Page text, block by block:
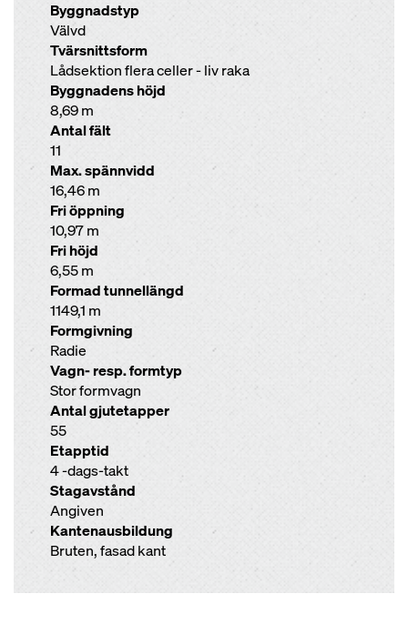
Byggnadstyp
Välvd
Tvärsnittsform
Lådsektion flera celler - liv raka
Byggnadens höjd
8,69 m
Antal fält
11
Max. spännvidd
16,46 m
Fri öppning
10,97 m
Fri höjd
6,55 m
Formad tunnellängd
1149,1 m
Formgivning
Radie
Vagn- resp. formtyp
Stor formvagn
Antal gjutetapper
55
Etapptid
4 -dags-takt
Stagavstånd
Angiven
Kantenausbildung
Bruten, fasad kant